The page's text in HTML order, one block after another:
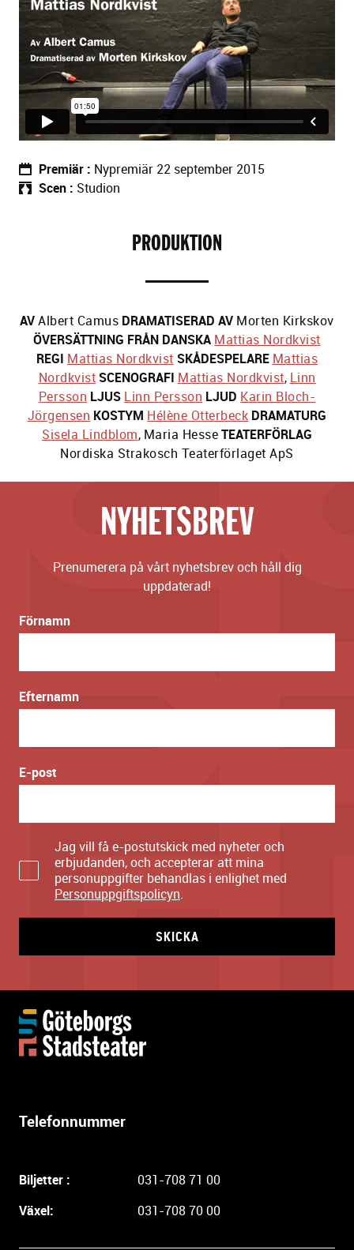
Premiär
Nypremiär 22 september 2015
Scen
Studion
PRODUKTION
AVAlbert Camus DRAMATISERAD AV Morten Kirkskov
ÖVERSÄTTNING FRÅN DANSKA Mattias Nordkvist
REGI Mattias Nordkvist SKÅDESPELARE Mattias
NordkvistSCENOGRAFI Mattias Nordkvist, Linn
Persson LJUS Linn Persson LJUD Karin Bloch-
Jörgensen KOSTYM Hélène Otterbeck DRAMATURG
Sisela Lindblom, Maria HesseTEATERFÖRLAG
Nordiska Strakosch Teaterförlaget ApS
NYHETSBREV
Prenumerera på vårt nyhetsbrev och håll dig
uppdaterad!
Förnamn
Efternamn
E-post
Jag vill få e-postutskick med nyheter och
erbjudanden, och accepterar att mina
personuppgifter behandlas i enlighet med
Personuppgiftspolicyn.
SKICKA
Telefonnummer
Biljetter :
031-708 71 00
Växel:
031-708 70 00